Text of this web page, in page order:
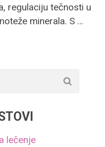
regulaciju tečnosti u
minerala. S …
lečenje